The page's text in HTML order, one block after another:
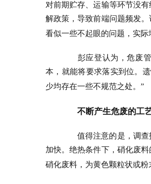
对前期贮存、运输等环节没
解政策，导致前端问题频发
看似一些不起眼的问题，实际
彭应登认为，危废
本，就能将要求落实到位。
少均存在一些不规范之处。”
不断产生危废的工
值得注意的是，调
加快。绝热条件下，硝化废
硝化废料，为黄色颗粒状或